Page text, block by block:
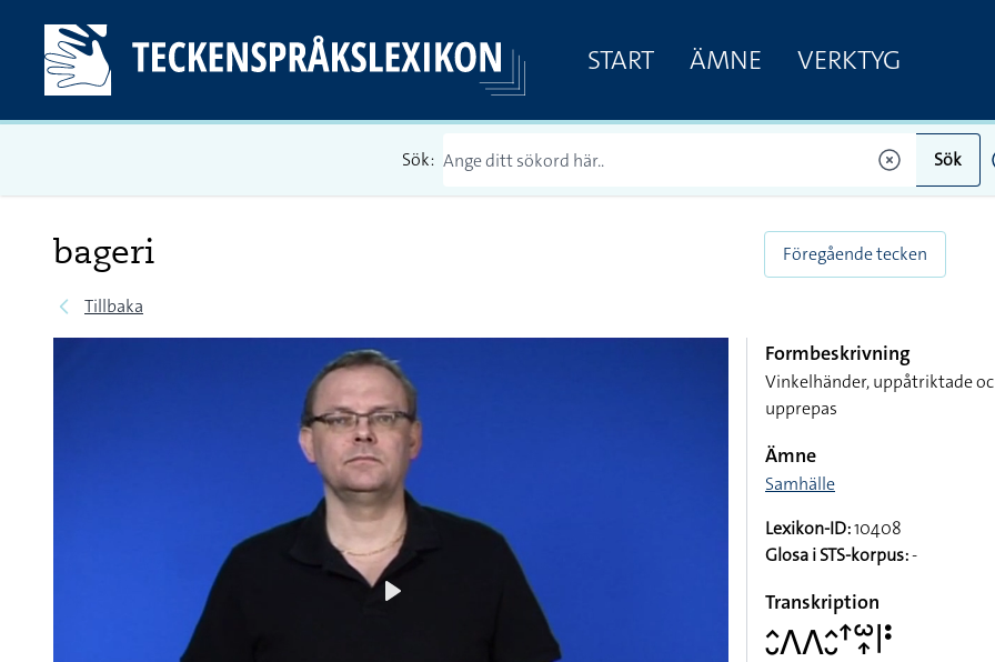
START ÄMNE VERKTYG
Sök: Sök
bageri
Tillbaka
Föregående tecken
Formbeskrivning
Vinkelhänder, uppåtriktade
upprepas
Ämne
Samhälle
Lexikon-ID:10408
Glosa i STS-korpus:-
Transkription
􌤵􌤷􌤣􌤣􌤵􌤷􌦃􌥱􌥾􌥼􌥻